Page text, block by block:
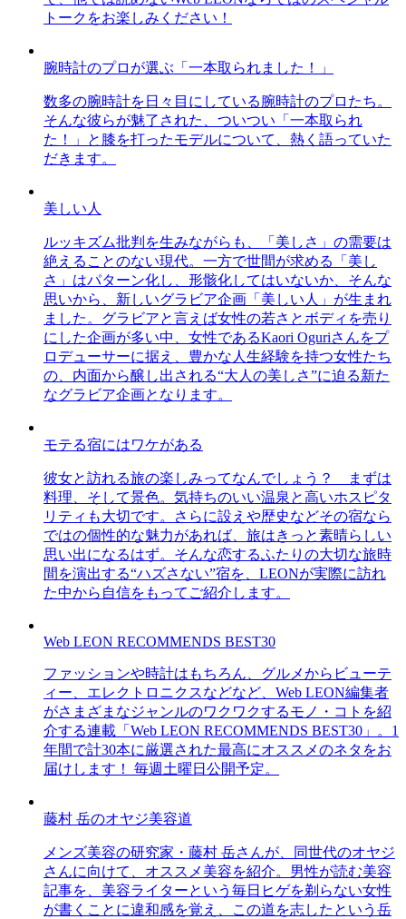
トークをお楽しみください！
腕時計のプロが選ぶ「一本取られました！」
数多の腕時計を日々目にしている腕時計のプロたち。
そんな彼らが魅了された、ついつい「一本取られ
た！」と膝を打ったモデルについて、熱く語っていた
だきます。
美しい人
ルッキズム批判を生みながらも、「美しさ」の需要は
絶えることのない現代。一方で世間が求める「美し
さ」はパターン化し、形骸化してはいないか、そんな
思いから、新しいグラビア企画「美しい人」が生まれ
ました。グラビアと言えば女性の若さとボディを売り
にした企画が多い中、女性であるKaori Oguriさんをプ
ロデューサーに据え、豊かな人生経験を持つ女性たち
の、内面から醸し出される“大人の美しさ”に迫る新た
なグラビア企画となります。
モテる宿にはワケがある
彼女と訪れる旅の楽しみってなんでしょう？ まずは
料理、そして景色。気持ちのいい温泉と高いホスピタ
リティも大切です。さらに設えや歴史などその宿なら
ではの個性的な魅力があれば、旅はきっと素晴らしい
思い出になるはず。そんな恋するふたりの大切な旅時
間を演出する“ハズさない”宿を、LEONが実際に訪れ
た中から自信をもってご紹介します。
Web LEON RECOMMENDS BEST30
ファッションや時計はもちろん、グルメからビューテ
ィー、エレクトロニクスなどなど、Web LEON編集者
がさまざまなジャンルのワクワクするモノ・コトを紹
介する連載「Web LEON RECOMMENDS BEST30」。1
年間で計30本に厳選された最高にオススメのネタをお
届けします！ 毎週土曜日公開予定。
藤村 岳のオヤジ美容道
メンズ美容の研究家・藤村 岳さんが、同世代のオヤジ
さんに向けて、オススメ美容を紹介。男性が読む美容
記事を、美容ライターという毎日ヒゲを剃らない女性
が書くことに違和感を覚え、この道を志したという岳